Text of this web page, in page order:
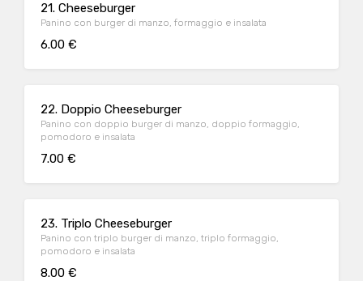
21. Cheeseburger
Panino con burger di manzo, formaggio e insalata
6.00 €
22. Doppio Cheeseburger
Panino con doppio burger di manzo, doppio formaggio,
pomodoro e insalata
7.00 €
23. Triplo Cheeseburger
Panino con triplo burger di manzo, triplo formaggio,
pomodoro e insalata
8.00 €